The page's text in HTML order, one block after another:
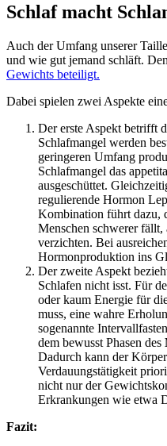
Schlaf macht
Auch der Umfang unserer
und wie gut jemand schläft.
Gewichts beteiligt.
Dabei spielen zwei Aspekte
Der erste Aspekt betrifft
Schlafmangel werden
geringeren Umfang
Schlafmangel das
ausgeschüttet.
regulierende Hormon
Kombination führt dazu,
Menschen schwerer fällt,
verzichten. Bei
Hormonproduktion ins
Der zweite Aspekt
Schlafen nicht isst. Für
oder kaum Energie für
muss, eine wahre
sogenannte
dem bewusst Phasen des
Dadurch kann der
Verdauungstätigkeit
nicht nur der
Erkrankungen wie etwa
Fazit: